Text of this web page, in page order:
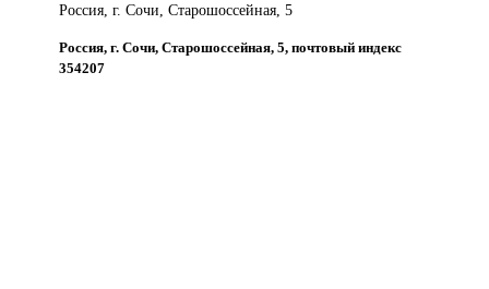
Россия, г. Сочи, Старошоссейная, 5
Россия, г. Сочи, Старошоссейная, 5, почтовый индекс
354207